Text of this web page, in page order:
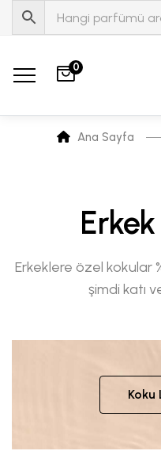
0
Ana Sayfa
Erkeklere özel kokular
şimdi katı
Koku